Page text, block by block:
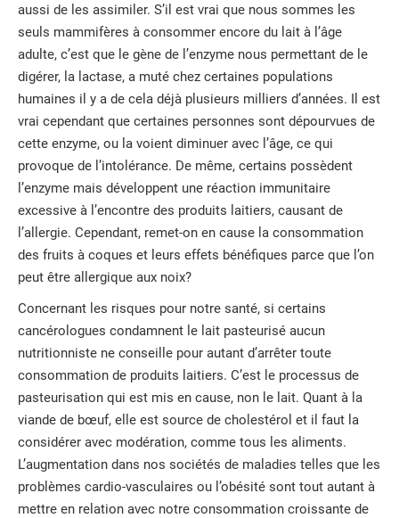
aussi de les assimiler. S’il est vrai que nous sommes les
seuls mammifères à consommer encore du lait à l’âge
adulte, c’est que le gène de l’enzyme nous permettant de le
digérer, la lactase, a muté chez certaines populations
humaines il y a de cela déjà plusieurs milliers d’années. Il est
vrai cependant que certaines personnes sont dépourvues de
cette enzyme, ou la voient diminuer avec l’âge, ce qui
provoque de l’intolérance. De même, certains possèdent
l’enzyme mais développent une réaction immunitaire
excessive à l’encontre des produits laitiers, causant de
l’allergie. Cependant, remet-on en cause la consommation
des fruits à coques et leurs effets bénéfiques parce que l’on
peut être allergique aux noix?
Concernant les risques pour notre santé, si certains
cancérologues condamnent le lait pasteurisé aucun
nutritionniste ne conseille pour autant d’arrêter toute
consommation de produits laitiers. C’est le processus de
pasteurisation qui est mis en cause, non le lait. Quant à la
viande de bœuf, elle est source de cholestérol et il faut la
considérer avec modération, comme tous les aliments.
L’augmentation dans nos sociétés de maladies telles que les
problèmes cardio-vasculaires ou l’obésité sont tout autant à
mettre en relation avec notre consommation croissante de